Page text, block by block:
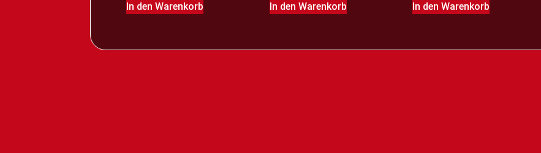
In den Warenkorb In den Warenkorb In den Warenkorb